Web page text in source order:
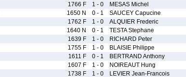
1766 F 1 - 0 MESAS Michel
1650 N 0 - 1 SAUCEY Capucine
1762 F 1 - 0 ALQUIER Frederic
1640 N 0 - 1 TESTA Stephane
1639 F 1 - 0 RICHARD Peter
1755 F 1 - 0 BLAISIE Philippe
1611 F 0 - 1 BERTRAND Anthony
1607 F 1 - 0 NOIREAUT Hung
1738 F 1 - 0 LEVIER Jean-Francois